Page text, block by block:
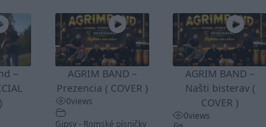
–
AGRIM BAND –
Prezencia ( COVER )
0views
Gipsy - Romské písničky
AGRIM BAND –
Našti bisterav (
COVER )
0views